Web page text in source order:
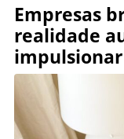
Empresas
realidade